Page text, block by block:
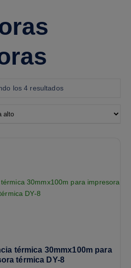
los 4 resultados
térmica 30mmx100m para
térmica DY-8